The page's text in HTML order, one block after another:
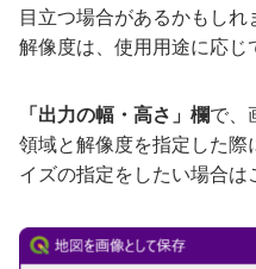
目立つ場合があるかもしれ
解像度は、使用用途に応じ
「出力の幅・高さ」欄で、
領域と解像度を指定した
イズの指定をしたい場合は